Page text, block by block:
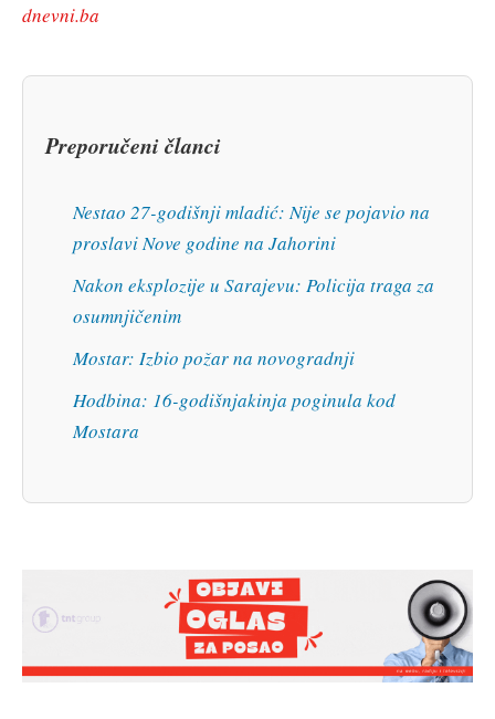
dnevni.ba
Preporučeni članci
Nestao 27-godišnji mladić: Nije se pojavio na
proslavi Nove godine na Jahorini
Nakon eksplozije u Sarajevu: Policija traga za
osumnjičenim
Mostar: Izbio požar na novogradnji
Hodbina: 16-godišnjakinja poginula kod
Mostara